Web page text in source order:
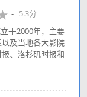
5.3分
于2000年，主要
及当地各大影院
、洛杉矶时报和